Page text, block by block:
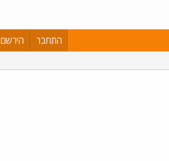
התחבר הירשם